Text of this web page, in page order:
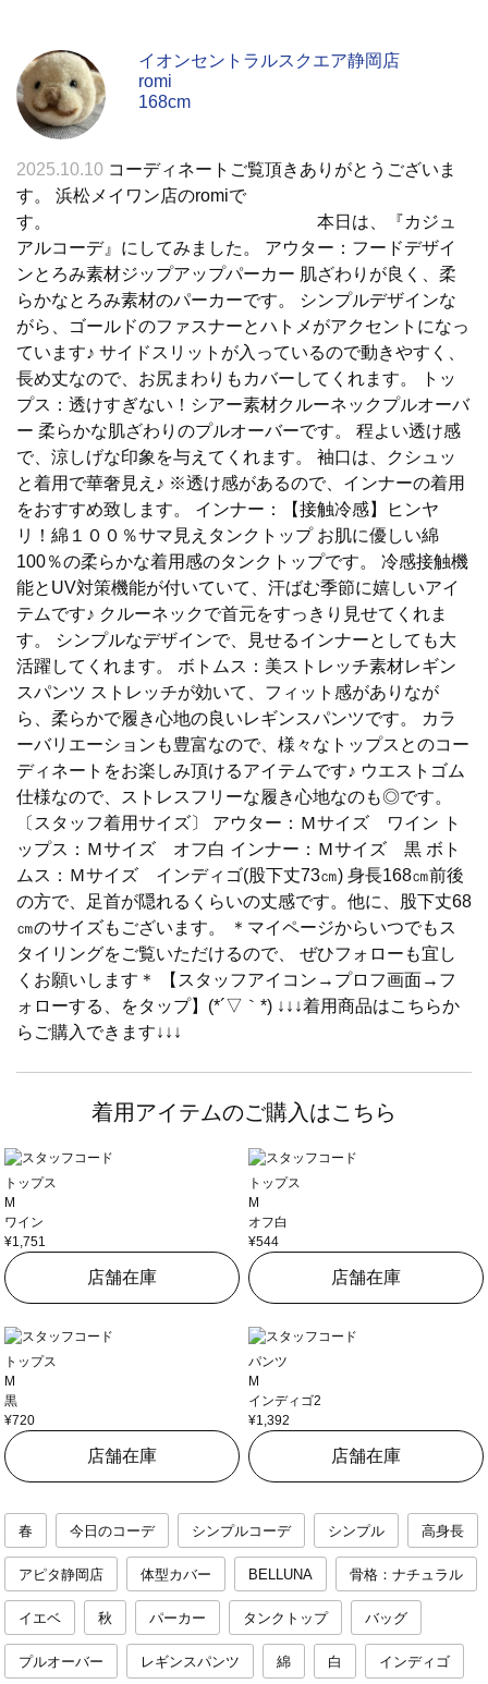
イオンセントラルスクエア静岡店
romi
168cm
2025.10.10 コーディネートご覧頂きありがとうございま
す。 浜松メイワン店のromiで
す。 本日は、『カジュ
アルコーデ』にしてみました。 アウター：フードデザイ
ンとろみ素材ジップアップパーカー 肌ざわりが良く、柔
らかなとろみ素材のパーカーです。 シンプルデザインな
がら、ゴールドのファスナーとハトメがアクセントになっ
ています♪ サイドスリットが入っているので動きやすく、
長め丈なので、お尻まわりもカバーしてくれます。 トッ
プス：透けすぎない！シアー素材クルーネックプルオーバ
ー 柔らかな肌ざわりのプルオーバーです。 程よい透け感
で、涼しげな印象を与えてくれます。 袖口は、クシュッ
と着用で華奢見え♪ ※透け感があるので、インナーの着用
をおすすめ致します。 インナー：【接触冷感】ヒンヤ
リ！綿１００％サマ見えタンクトップ お肌に優しい綿
100％の柔らかな着用感のタンクトップです。 冷感接触機
能とUV対策機能が付いていて、汗ばむ季節に嬉しいアイ
テムです♪ クルーネックで首元をすっきり見せてくれま
す。 シンプルなデザインで、見せるインナーとしても大
活躍してくれます。 ボトムス：美ストレッチ素材レギン
スパンツ ストレッチが効いて、フィット感がありなが
ら、柔らかで履き心地の良いレギンスパンツです。 カラ
ーバリエーションも豊富なので、様々なトップスとのコー
ディネートをお楽しみ頂けるアイテムです♪ ウエストゴム
仕様なので、ストレスフリーな履き心地なのも◎です。
〔スタッフ着用サイズ〕 アウター：Ｍサイズ ワイン ト
ップス：Ｍサイズ オフ白 インナー：Ｍサイズ 黒 ボト
ムス：Ｍサイズ インディゴ(股下丈73㎝) 身長168㎝前後
の方で、足首が隠れるくらいの丈感です。他に、股下丈68
㎝のサイズもございます。 ＊マイページからいつでもス
タイリングをご覧いただけるので、 ぜひフォローも宜し
くお願いします＊ 【スタッフアイコン→プロフ画面→フ
ォローする、をタップ】(*´▽｀*) ↓↓↓着用商品はこちらか
らご購入できます↓↓↓
着用アイテムのご購入はこちら
トップス
M
ワイン
¥1,751
店舗在庫
トップス
M
オフ白
¥544
店舗在庫
トップス
M
黒
¥720
店舗在庫
パンツ
M
インディゴ2
¥1,392
店舗在庫
春 今日のコーデ シンプルコーデ シンプル 高身長
アピタ静岡店 体型カバー BELLUNA 骨格：ナチュラル
イエベ 秋 パーカー タンクトップ バッグ
プルオーバー レギンスパンツ 綿 白 インディゴ